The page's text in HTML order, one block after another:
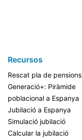
Recursos
Rescat pla de pensions
Generació+: Piràmide
poblacional a Espanya
Jubilació a Espanya
Simulació jubilació
Calcular la jubilació